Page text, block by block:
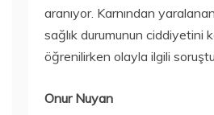
aranıyor. Karnından
sağlık durumunun ciddiyetini
öğrenilirken olayla ilgili
Onur Nuyan